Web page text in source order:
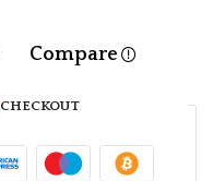
Compare
CHECKOUT